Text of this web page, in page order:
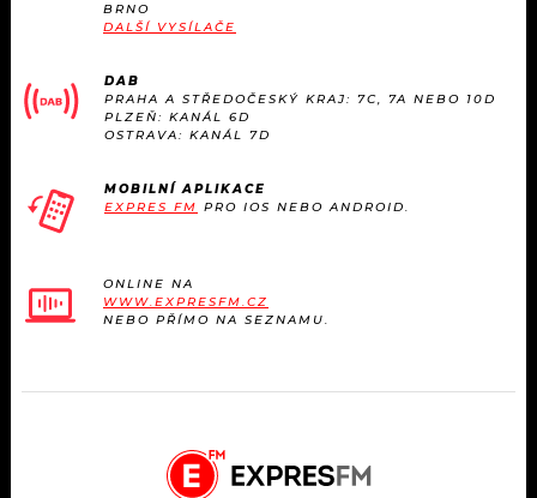
VIP
TRENDY
KULTURA
OSTATNÍ
PLAYLIST
JAK NALADIT
BRNO
DALŠÍ VYSÍLAČE
DAB
PRAHA A STŘEDOČESKÝ KRAJ: 7C, 7A NEBO 10D
PLZEŇ: KANÁL 6D
OSTRAVA: KANÁL 7D
MOBILNÍ APLIKACE
EXPRES FM PRO IOS NEBO ANDROID.
ONLINE NA
WWW.EXPRESFM.CZ
NEBO PŘÍMO NA SEZNAMU.